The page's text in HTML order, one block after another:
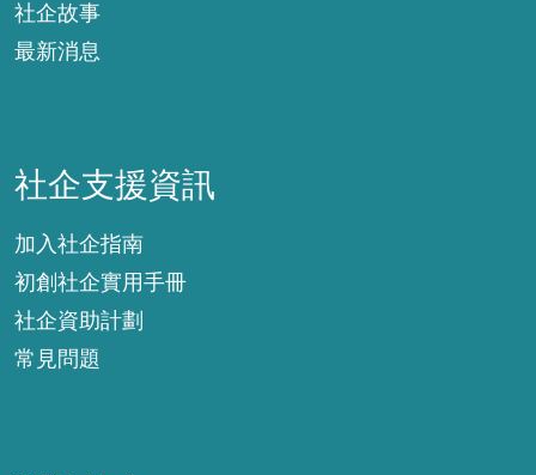
社企故事
最新消息
社企支援資訊
加入社企指南
初創社企實用手冊
社企資助計劃
常見問題